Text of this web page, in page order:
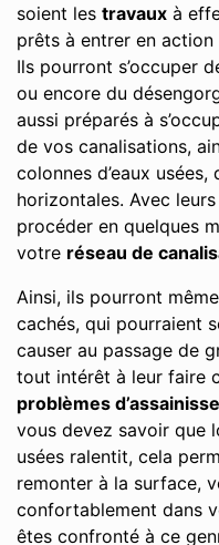
soient les travaux à
prêts à entrer en
Ils pourront s’occuper
ou encore du
aussi préparés à
de vos canalisations,
colonnes d’eaux
horizontales. Avec
procéder en quelques
votre réseau de
Ainsi, ils pourront
cachés, qui pourraient
causer au passage de
tout intérêt à leur faire
problèmes
vous devez savoir que
usées ralentit, cela
remonter à la surface,
confortablement dans
êtes confronté à ce